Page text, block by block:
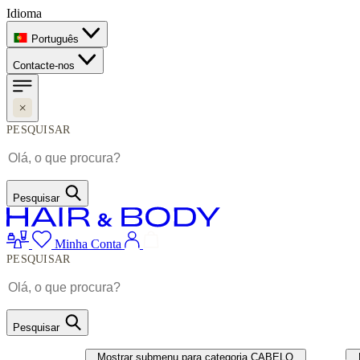
Idioma
Português
Contacte-nos
PESQUISAR
Pesquisar
Minha Conta
PESQUISAR
Pesquisar
Mostrar submenu para categoria CABELO UNHAS